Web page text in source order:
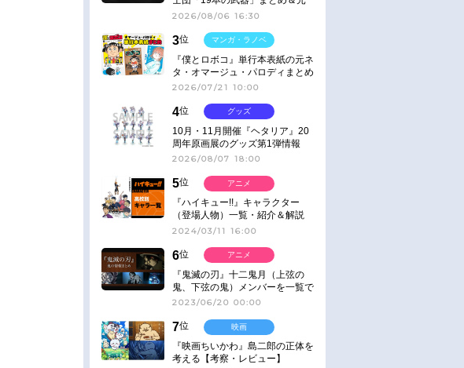
ネタ
2026/08/06 16:30
3位
『僕とロボコ』単行本表紙の元ネ
タ・オマージュ・パロディまとめ
2026/07/21 10:00
マンガ・ラノベ
4位
10月・11月開催『ヘタリア』20
周年原画展のグッズ第1弾情報
2026/08/07 18:00
グッズ
5位
『ハイキュー!!』キャラクター
（登場人物）一覧・紹介＆解説
2024/03/11 16:00
アニメ
6位
『鬼滅の刃』十二鬼月（上弦の
鬼、下弦の鬼）メンバーを一覧で
紹介＆解説（登場鬼の情報まと
2023/06/20 00:00
アニメ
7位
『映画ちいかわ』島二郎の正体を
考える【考察・レビュー】
映画